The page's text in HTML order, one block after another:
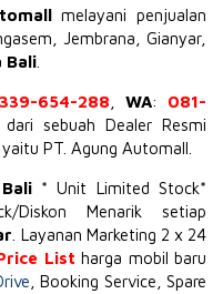
melayani penjualan
Jembrana, Gianyar,
Bali
654-288 WA: 081-
sebuah Dealer Resmi
, yaitu PT. Agung Automall.
* Unit Limited Stock*
Diskon Menarik setiap
. Layanan Marketing 2 x 24
List harga mobil baru
, Booking Service, Spare